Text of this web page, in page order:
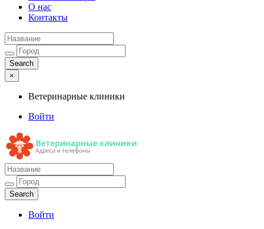
О нас
Контакты
×
Ветеринарные клиники
Войти
Ветеринарные клиники
Адреса и телефоны
Войти